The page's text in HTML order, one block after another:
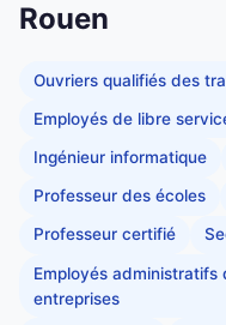
Rouen
Ouvriers qualifiés des
Employés de libre
Ingénieur informatique
Professeur des écoles
Professeur certifié
Employés
entreprises